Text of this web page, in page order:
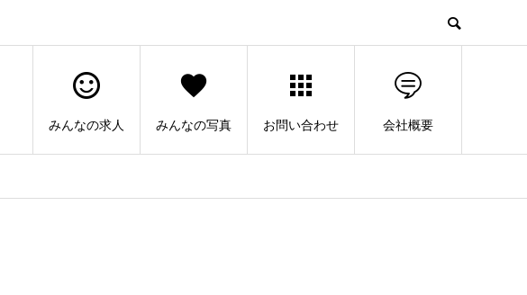
みんなの求人 みんなの写真 お問い合わせ 会社概要